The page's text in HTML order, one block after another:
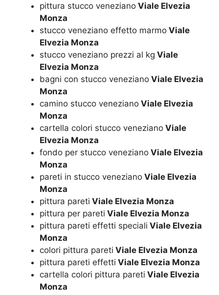
pittura stucco veneziano Viale Elvezia
Monza
stucco veneziano effetto marmo Viale
Elvezia Monza
stucco veneziano prezzi al kg Viale
Elvezia Monza
bagni con stucco veneziano Viale Elvezia
Monza
camino stucco veneziano Viale Elvezia
Monza
cartella colori stucco veneziano Viale
Elvezia Monza
fondo per stucco veneziano Viale Elvezia
Monza
pareti in stucco veneziano Viale Elvezia
Monza
pittura pareti Viale Elvezia Monza
pittura per pareti Viale Elvezia Monza
pittura pareti effetti speciali Viale Elvezia
Monza
colori pittura pareti Viale Elvezia Monza
pittura pareti effetti Viale Elvezia Monza
cartella colori pittura pareti Viale Elvezia
Monza